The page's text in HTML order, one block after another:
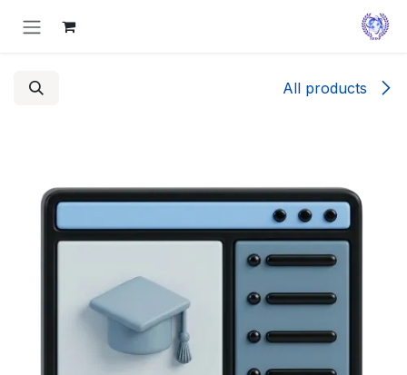
Skip to Content
All products